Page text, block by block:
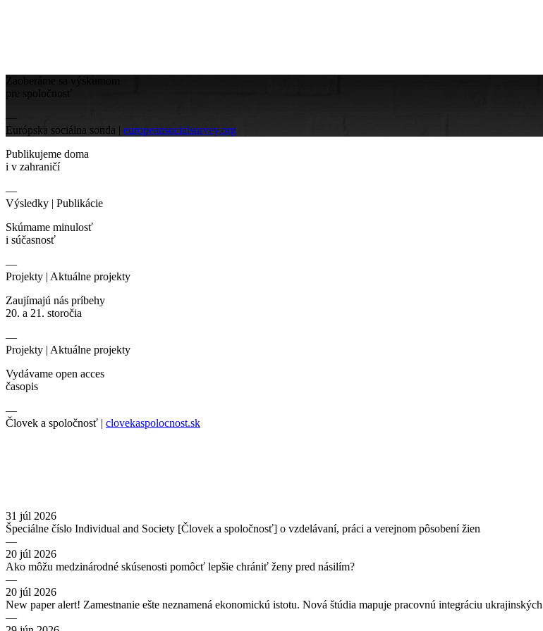
pre spoločnosť
—
Európska sociálna sonda | europeansocialsurvey.org
Publikujeme doma
i v zahraničí
—
Výsledky | Publikácie
Skúmame minulosť
i súčasnosť
—
Projekty | Aktuálne projekty
Zaujímajú nás príbehy
20. a 21. storočia
—
Projekty | Aktuálne projekty
Vydávame open acces
časopis
—
Človek a spoločnosť | clovekaspolocnost.sk
31 júl 2026
Špeciálne číslo Individual and Society [Človek a spoločnosť] o vzdelávaní, práci a verejnom pôsobení žien
—
20 júl 2026
Ako môžu medzinárodné skúsenosti pomôcť lepšie chrániť ženy pred násilím?
—
20 júl 2026
New paper alert! Zamestnanie ešte neznamená ekonomickú istotu. Nová štúdia mapuje pracovnú integráciu
—